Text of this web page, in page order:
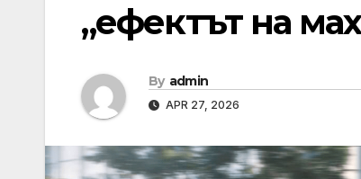
„ефектът на
By admin
APR 27, 2026